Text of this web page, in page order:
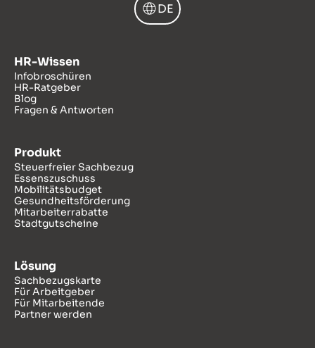
DE
HR-Wissen
Infobroschüren
HR-Ratgeber
Blog
Fragen & Antworten
Produkt
Steuerfreier Sachbezug
Essenszuschuss
Mobilitätsbudget
Gesundheitsförderung
Mitarbeiterrabatte
Stadtgutscheine
Lösung
Sachbezugskarte
Für Arbeitgeber
Für Mitarbeitende
Partner werden